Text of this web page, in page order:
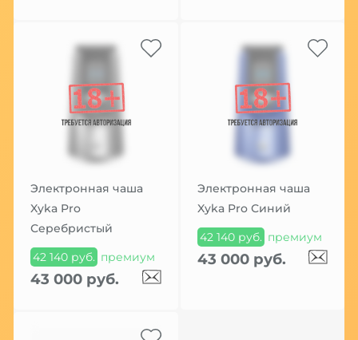
Электронная чаша
Xyka Pro
Серебристый
42 140 руб. премиум
43 000 руб.
Электронная чаша
Xyka Pro Синий
42 140 руб. премиум
43 000 руб.